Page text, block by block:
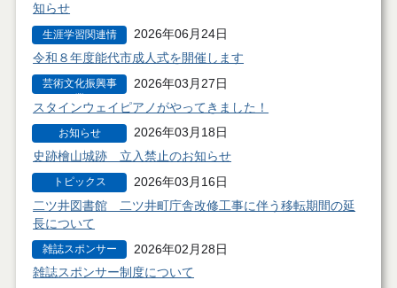
知らせ
生涯学習関連情
2026年06月24日
令和８年度能代市成人式を開催します
芸術文化振興事
2026年03月27日
スタインウェイピアノがやってきました！
お知らせ
2026年03月18日
史跡檜山城跡 立入禁止のお知らせ
トピックス
2026年03月16日
二ツ井図書館 二ツ井町庁舎改修工事に伴う移転期間の延
長について
雑誌スポンサー
2026年02月28日
雑誌スポンサー制度について